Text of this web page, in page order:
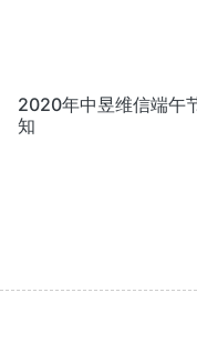
2020年中昱维信端午
知